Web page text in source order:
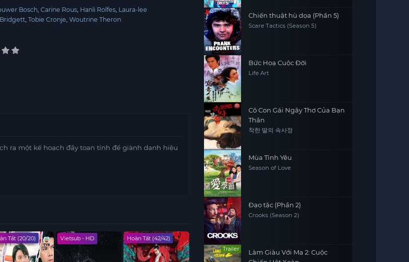
Bosch Carine Rous Hanli Rolfes Laura-lee
Tobie Cronje Woutrine Theron
ra một kế hoạch đầy toan tính để giành danh hiệu
Tất (20/20) Vietsub - HD Hoàn Tất (42/42) Vietsub - HD
Chiến thuật hù dọa (Phần 5)
Scare Tactics (Season 5)
Bức Hoạ Cuộc Đời
Life Art
Cô Con Gái Ngây Thơ Của Bạn
Thân
착한 딸의 속사정
Mùa Tình Yêu
Season of Love
Đạo tặc (Phần 2)
Crooks (Season 2)
Trailer
Làm Giàu Với Ma 2: Cuộc